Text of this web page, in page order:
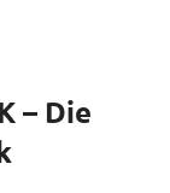
– Die